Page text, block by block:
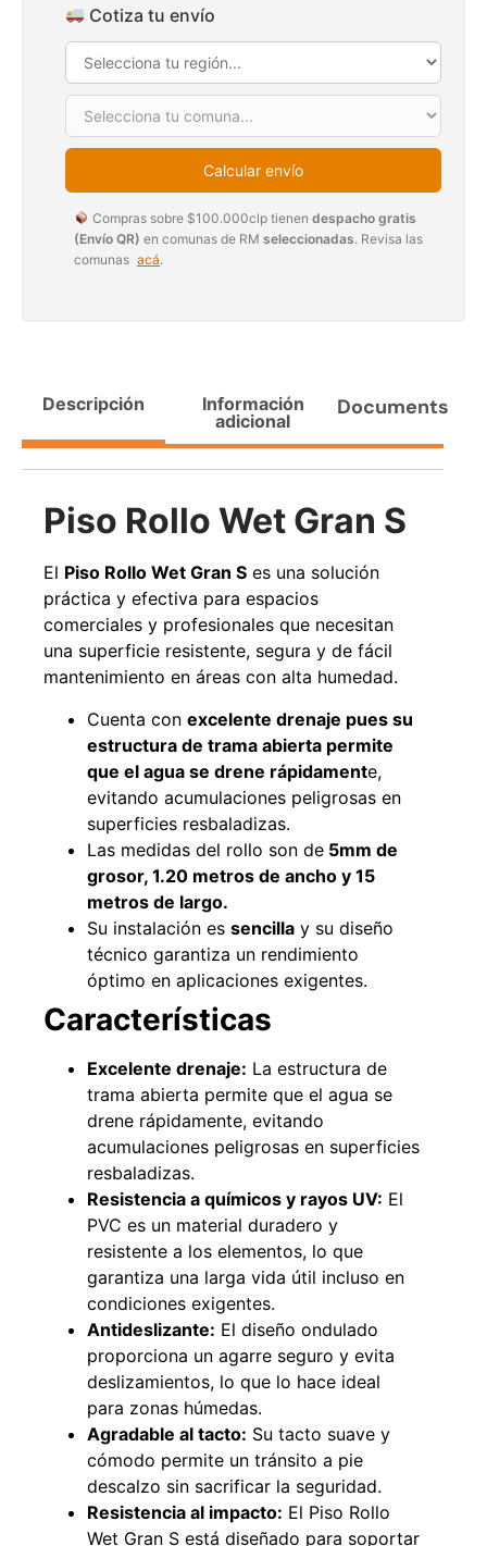
Cotiza tu envío
Calcular envío
Compras sobre $100.000clp tienen despacho gratis
(Envío QR) en comunas de RM seleccionadas. Revisa las
comunas acá.
Descripción
Información
adicional
Documents
Piso Rollo Wet Gran S
El Piso Rollo Wet Gran S es una solución
práctica y efectiva para espacios
comerciales y profesionales que necesitan
una superficie resistente, segura y de fácil
mantenimiento en áreas con alta humedad.
Cuenta con excelente drenaje pues su
estructura de trama abierta permite
que el agua se drene rápidamente,
evitando acumulaciones peligrosas en
superficies resbaladizas.
Las medidas del rollo son de 5mm de
grosor, 1.20 metros de ancho y 15
metros de largo.
Su instalación es sencilla y su diseño
técnico garantiza un rendimiento
óptimo en aplicaciones exigentes.
Características
Excelente drenaje: La estructura de
trama abierta permite que el agua se
drene rápidamente, evitando
acumulaciones peligrosas en superficies
resbaladizas.
Resistencia a químicos y rayos UV: El
PVC es un material duradero y
resistente a los elementos, lo que
garantiza una larga vida útil incluso en
condiciones exigentes.
Antideslizante: El diseño ondulado
proporciona un agarre seguro y evita
deslizamientos, lo que lo hace ideal
para zonas húmedas.
Agradable al tacto: Su tacto suave y
cómodo permite un tránsito a pie
descalzo sin sacrificar la seguridad.
Resistencia al impacto: El Piso Rollo
Wet Gran S está diseñado para soportar
Juego Modular 03
QplayGround
$5.987.128
$3.790.990
Agregar al carrito
Importado USA: Crown
Transpaleta eléctrica carga
$2.842.858
$
1.990.000
Agregar al carrito
Apilador manual carga
$1.470.788
Leer más
Pasto sintético ornamental
Importado USA: Paradise
densidad 42mm Rollo
4,57*15,24mts
$1.427.544
Leer más
ajustable Capacidad 1tn Lev.
2,5mts
$
1.875.535
$1.167.990
49%
Pasto sintético ornamental
Importado USA: Summer
densidad 35mm Rollo
4,57*30,48mts
$2.002.243
$1.021.490
Leer más
22%
Empaquetadura 1/4" 6.4mm
hypalon sin tela 3 MPA
$
Agregar al carrito